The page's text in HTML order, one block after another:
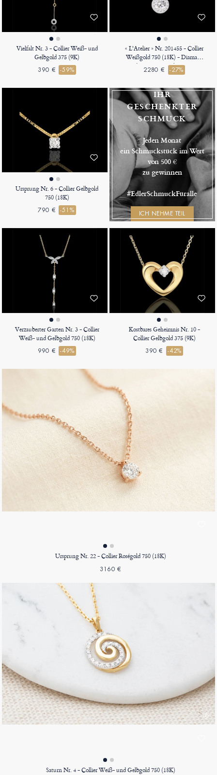
Vielfalt Nr. 3 - Collier Weiß- und
Gelbgold 375 (9K)
390 € -59%
« L'Atelier » Nr. 201455 - Collier
Weißgold 750 (18K) - Diamant
Rund 0.3 Karat - Halo Diamant -
Kette Venezianerkette
2280 € -27%
Ursprung Nr. 6 - Collier Gelbgold
750 (18K)
790 € -51%
IHR
GESCHENKTER
SCHMUCK
Jeden Monat
ein Schmuckstück im Wert
von 500 €
zu gewinnen
#EdlerSchmuckFüralle
ICH NEHME TEIL
Verzauberter Garten Nr. 3 - Collier
Weiß- und Gelbgold 750 (18K)
990 € -49%
Kostbares Geheimnis Nr. 10 -
Collier Gelbgold 375 (9K)
390 € -42%
Ursprung Nr. 22 - Collier Roségold 750 (18K)
3160 €
Saturn Nr. 4 - Collier Weiß- und Gelbgold 750 (18K)